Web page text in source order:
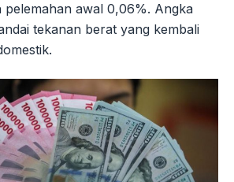
pelemahan awal 0,06%. Angka
tekanan berat yang kembali